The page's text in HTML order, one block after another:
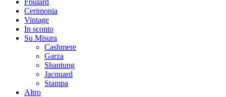
Foulard
Cerimonia
Vintage
In sconto
Su Misura
Cashmere
Garza
Shantung
Jacquard
Stampa
Altro